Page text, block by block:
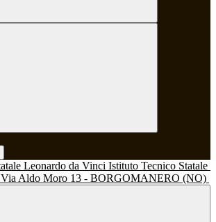
Istituto Tecnico Statale
Via Aldo Moro 13 - BORGOMANERO (NO)